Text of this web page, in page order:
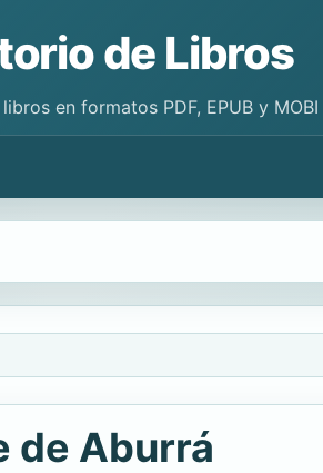
de Libros
en formatos PDF, EPUB y MOBI
de Aburrá